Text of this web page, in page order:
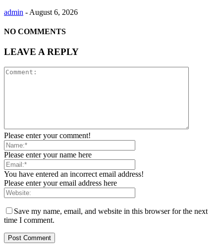
admin - August 6, 2026
NO COMMENTS
LEAVE A REPLY
Please enter your comment!
Please enter your name here
You have entered an incorrect email address!
Please enter your email address here
Save my name, email, and website in this browser for the next
time I comment.